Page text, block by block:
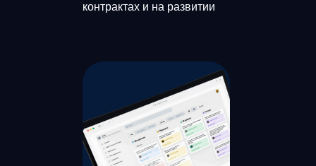
контрактах и на развитии